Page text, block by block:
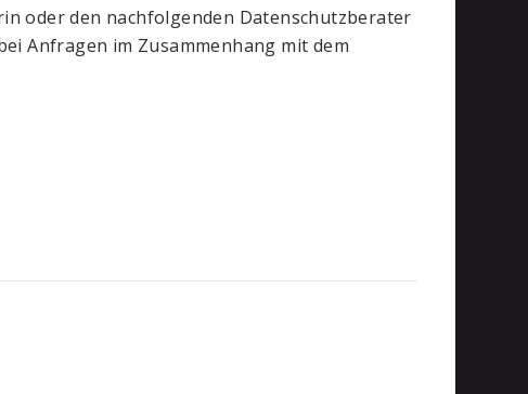
oder den nachfolgenden Datenschutzberater
Anfragen im Zusammenhang mit dem